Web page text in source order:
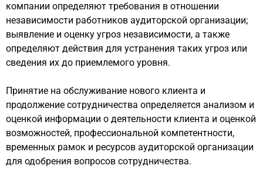
компании определяют требования в отношении
независимости работников аудиторской организации;
выявление и оценку угроз независимости, а также
определяют действия для устранения таких угроз или
сведения их до приемлемого уровня.
Принятие на обслуживание нового клиента и
продолжение сотрудничества определяется анализом и
оценкой информации о деятельности клиента и оценкой
возможностей, профессиональной компетентности,
временных рамок и ресурсов аудиторской организации
для одобрения вопросов сотрудничества.